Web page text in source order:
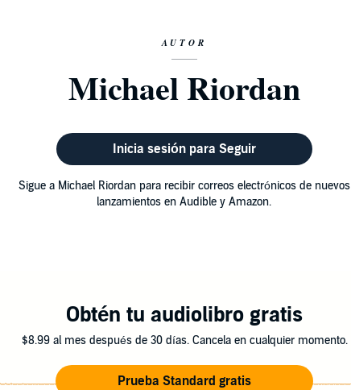
AUTOR
Michael Riordan
Inicia sesión para Seguir
Sigue a Michael Riordan para recibir correos electrónicos de nuevos
lanzamientos en Audible y Amazon.
Obtén tu audiolibro gratis
$8.99 al mes después de 30 días. Cancela en cualquier momento.
Prueba Standard gratis